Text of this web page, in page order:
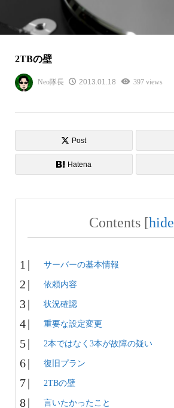
2TBの壁
Neo隊長 2013.01.18 397 views
Post
Hatena
Contents [hide
サーバーの基本情報
依頼内容
状況確認
重要な設定変更
2本ではなく3本が故障の疑い
復旧プラン
2TBの壁
言いたかったこと